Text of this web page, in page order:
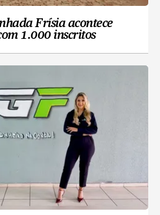
Frísia acontece
1.000 inscritos